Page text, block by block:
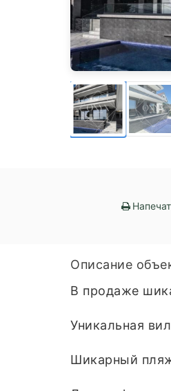
Описание
В продаже
Уникальная
Шикарный